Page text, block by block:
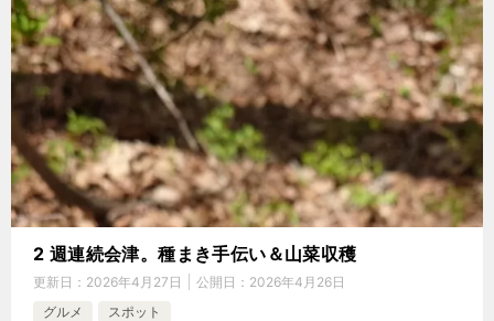
2 週連続会津。種まき手伝い＆山菜収穫
更新日： 2026年4月27日 公開日： 2026年4月26日
グルメ
スポット